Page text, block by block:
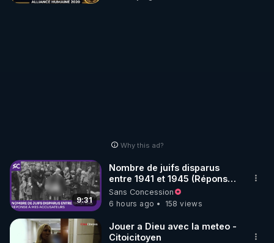
Why this ad?
9:31
Nombre de juifs disparus
entre 1941 et 1945 (Réponse
à mes accusateurs)
Sans Concession
6 hours ago
158 views
Jouer a Dieu avec la meteo -
Citoicitoyen